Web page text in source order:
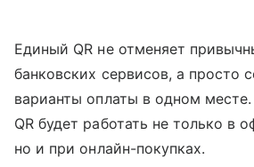
Единый QR не отменяет
банковских сервисов, а просто
варианты оплаты в одном
QR будет работать не только в
но и при онлайн-покупках.